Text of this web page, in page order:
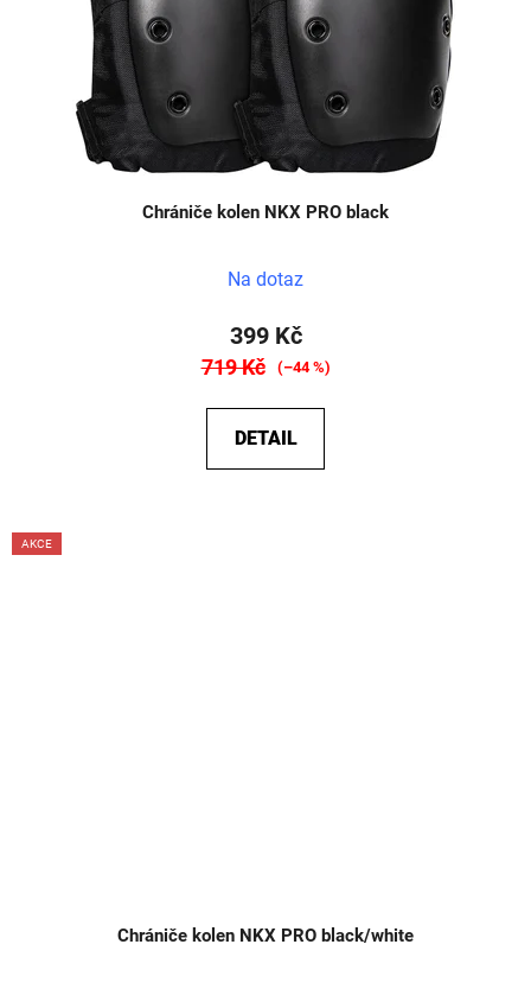
Chrániče kolen NKX PRO black
Na dotaz
399 Kč
719 Kč (–44 %)
DETAIL
AKCE
Chrániče kolen NKX PRO black/white